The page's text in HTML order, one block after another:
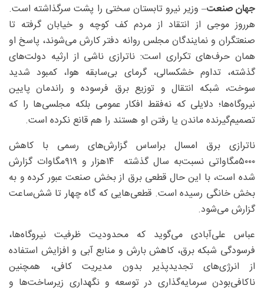
جهان صنعت– وزیر نیرو تابستان سختی را پشت سرگذاشته است.
هرروز موجی از انتقاد از مردم کف کوچه و خیابان گرفته تا
صنعتگران و نمایندگان مجلس روانه دفتر کارش می‌شوند، پاسخ او
همان حرف‌های تکراری است: ناترازی ناشی از ارثیه دولت‌های
گذشته، تداوم خشکسالی، گرمای بی‌سابقه هوا، کمبود شدید
سوخت، شبکه انتقال و توزیع برق فرسوده و راندمان پایین
نیروگاه‌ها؛ دلایلی که نه‌فقط افکار عمومی بلکه مجلسی‌ها را که
تصمیم‌گیرنده ماندن یا رفتن او هستند را هم قانع نکرده است.
ناترازی برق امسال براساس گزارش‌های رسمی با کاهش
۵۰۰۰‌مگاواتی نسبت‌به سال گذشته ۱۴هزار و ۹۱۹‌مگاوات گزارش
شده است، با این حال قطعی برق از بخش صنعت عبور کرده و به
بخش خانگی رسیده است. قطعی‌هایی که گاه چهار تا شش‌ساعت
گزارش می‌شود.
عباس علی‌آبادی می‌گوید که محدودیت ظرفیت نیروگاه‌ها،
فرسودگی شبکه برق، کاهش بارش و منابع آبی و افزایش استفاده
از انرژی‌های تجدیدپذیر بدون مدیریت کافی، همچنین
ناکافی‌بودن سرمایه‌گذاری در توسعه و نگهداری زیرساخت‌ها و